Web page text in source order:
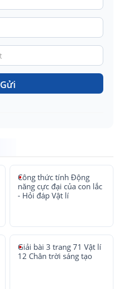
Gửi
Công thức tính Động
năng cực đại của con lắc
- Hỏi đáp Vật lí
Giải bài 3 trang 71 Vật lí
12 Chân trời sáng tạo